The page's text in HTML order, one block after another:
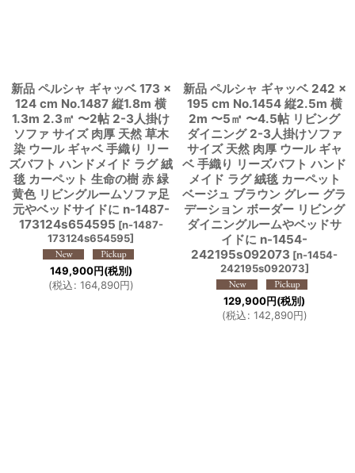
新品 ペルシャ ギャッベ 173 ×
124 cm No.1487 縦1.8m 横
1.3m 2.3㎡ 〜2帖 2-3人掛け
ソファ サイズ 肉厚 天然 草木
染 ウール ギャベ 手織り リー
ズバフト ハンドメイド ラグ 絨
毯 カーペット 生命の樹 赤 緑
黄色 リビングルームソファ足
元やベッドサイドに n-1487-
173124s654595 [n-1487-
173124s654595]
149,900円(税別)
(税込: 164,890円)
新品 ペルシャ ギャッベ 242 ×
195 cm No.1454 縦2.5m 横
2m 〜5㎡ 〜4.5帖 リビング
ダイニング 2-3人掛けソファ
サイズ 天然 肉厚 ウール ギャ
ベ 手織り リーズバフト ハンド
メイド ラグ 絨毯 カーペット
ベージュ ブラウン グレー グラ
デーション ボーダー リビング
ダイニングルームやベッドサ
イドに n-1454-
242195s092073 [n-1454-
242195s092073]
129,900円(税別)
(税込: 142,890円)